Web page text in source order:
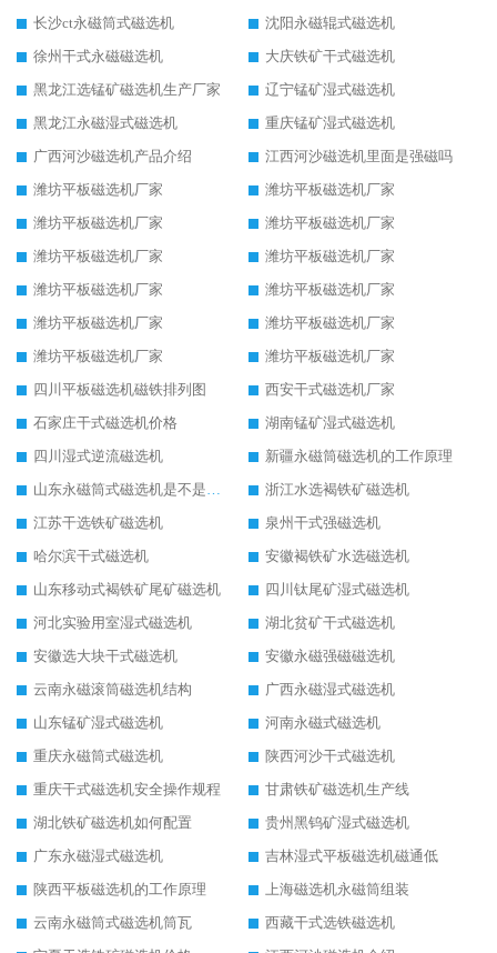
长沙ct永磁筒式磁选机
沈阳永磁辊式磁选机
徐州干式永磁磁选机
大庆铁矿干式磁选机
黑龙江选锰矿磁选机生产厂家
辽宁锰矿湿式磁选机
黑龙江永磁湿式磁选机
重庆锰矿湿式磁选机
广西河沙磁选机产品介绍
江西河沙磁选机里面是强磁吗
潍坊平板磁选机厂家
潍坊平板磁选机厂家
潍坊平板磁选机厂家
潍坊平板磁选机厂家
潍坊平板磁选机厂家
潍坊平板磁选机厂家
潍坊平板磁选机厂家
潍坊平板磁选机厂家
潍坊平板磁选机厂家
潍坊平板磁选机厂家
潍坊平板磁选机厂家
潍坊平板磁选机厂家
四川平板磁选机磁铁排列图
西安干式磁选机厂家
石家庄干式磁选机价格
湖南锰矿湿式磁选机
四川湿式逆流磁选机
新疆永磁筒磁选机的工作原理
山东永磁筒式磁选机是不是强磁
浙江水选褐铁矿磁选机
江苏干选铁矿磁选机
泉州干式强磁选机
哈尔滨干式磁选机
安徽褐铁矿水选磁选机
山东移动式褐铁矿尾矿磁选机
四川钛尾矿湿式磁选机
河北实验用室湿式磁选机
湖北贫矿干式磁选机
安徽选大块干式磁选机
安徽永磁强磁磁选机
云南永磁滚筒磁选机结构
广西永磁湿式磁选机
山东锰矿湿式磁选机
河南永磁式磁选机
重庆永磁筒式磁选机
陕西河沙干式磁选机
重庆干式磁选机安全操作规程
甘肃铁矿磁选机生产线
湖北铁矿磁选机如何配置
贵州黑钨矿湿式磁选机
广东永磁湿式磁选机
吉林湿式平板磁选机磁通低
陕西平板磁选机的工作原理
上海磁选机永磁筒组装
云南永磁筒式磁选机筒瓦
西藏干式选铁磁选机